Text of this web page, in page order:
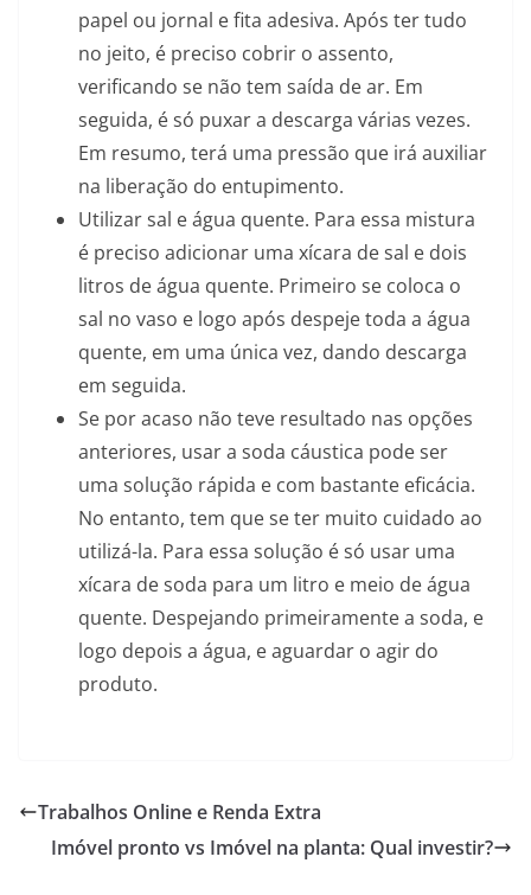
papel ou jornal e fita adesiva. Após ter tudo
no jeito, é preciso cobrir o assento,
verificando se não tem saída de ar. Em
seguida, é só puxar a descarga várias vezes.
Em resumo, terá uma pressão que irá auxiliar
na liberação do entupimento.
Utilizar sal e água quente. Para essa mistura
é preciso adicionar uma xícara de sal e dois
litros de água quente. Primeiro se coloca o
sal no vaso e logo após despeje toda a água
quente, em uma única vez, dando descarga
em seguida.
Se por acaso não teve resultado nas opções
anteriores, usar a soda cáustica pode ser
uma solução rápida e com bastante eficácia.
No entanto, tem que se ter muito cuidado ao
utilizá-la. Para essa solução é só usar uma
xícara de soda para um litro e meio de água
quente. Despejando primeiramente a soda, e
logo depois a água, e aguardar o agir do
produto.
Trabalhos Online e Renda Extra
Imóvel pronto vs Imóvel na planta: Qual investir?